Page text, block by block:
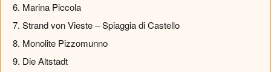
6. Marina Piccola
7. Strand von Vieste – Spiaggia di Castello
8. Monolite Pizzomunno
9. Die Altstadt